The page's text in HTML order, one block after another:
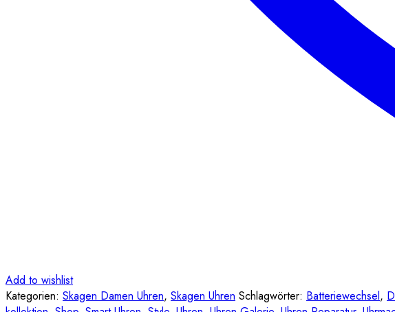
Add to wishlist
Kategorien: Skagen Damen Uhren, Skagen Uhren Schlagwörter: Batteriewechsel,